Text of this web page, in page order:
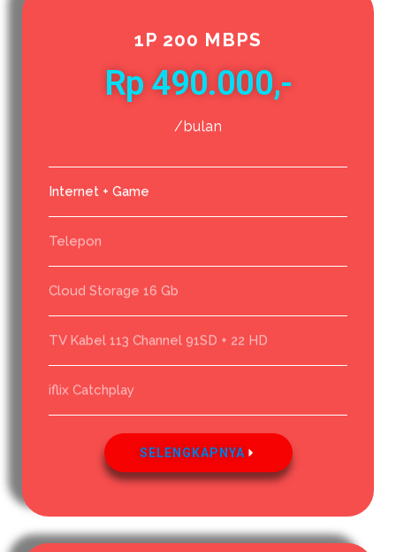
1P 200 MBPS
Rp 490.000,-
/bulan
Internet + Game
Telepon
Cloud Storage 16 Gb
TV Kabel 113 Channel 91SD + 22 HD
iflix Catchplay
SELENGKAPNYA